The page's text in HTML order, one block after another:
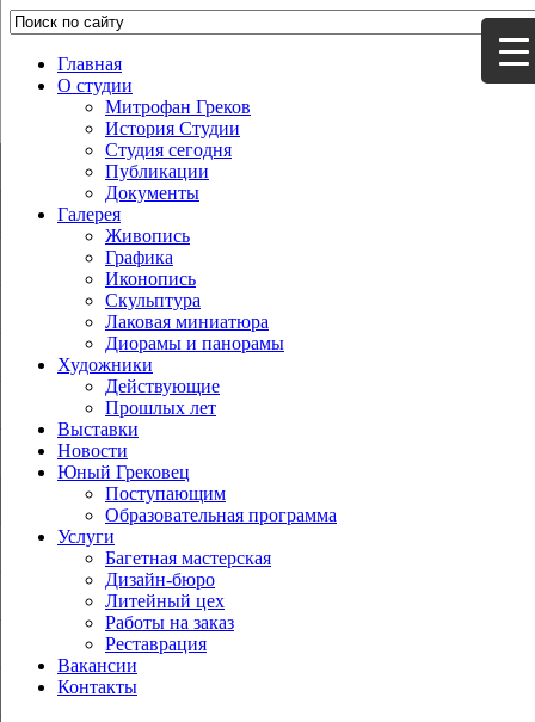
Главная
О студии
Митрофан Греков
История Студии
Студия сегодня
Публикации
Документы
Галерея
Живопись
Графика
Иконопись
Скульптура
Лаковая миниатюра
Диорамы и панорамы
Художники
Действующие
Прошлых лет
Выставки
Новости
Юный Грековец
Поступающим
Образовательная программа
Услуги
Багетная мастерская
Дизайн-бюро
Литейный цех
Работы на заказ
Реставрация
Вакансии
Контакты